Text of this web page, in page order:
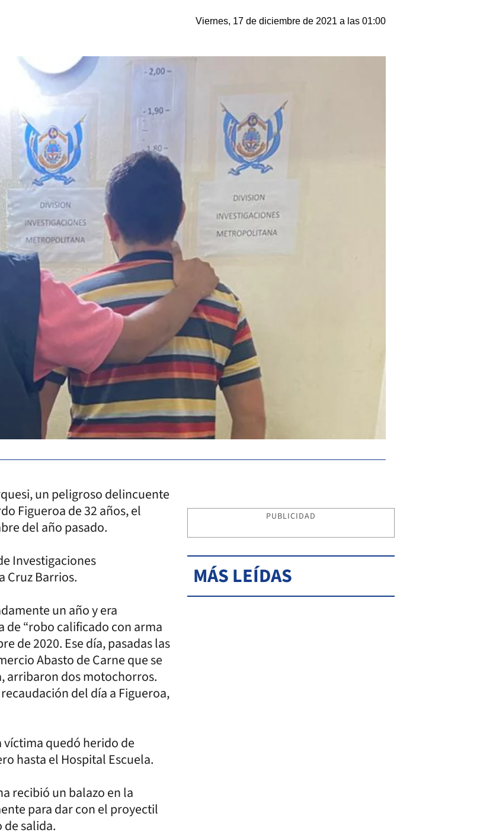
Viernes, 17 de diciembre de 2021 a las 01:00
un peligroso delincuente
Figueroa de 32 años, el
del año pasado.
Investigaciones
Cruz Barrios.
un año y era
de “robo calificado con arma
de 2020. Ese día, pasadas las
Abasto de Carne que se
arribaron dos motochorros.
del día a Figueroa,
quedó herido de
hasta el Hospital Escuela.
recibió un balazo en la
para dar con el proyectil
salida.
PUBLICIDAD
MÁS LEÍDAS